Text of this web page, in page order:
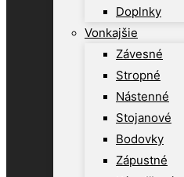
Doplnky
Vonkajšie
Závesné
Stropné
Nástenné
Stojanové
Bodovky
Zápustné